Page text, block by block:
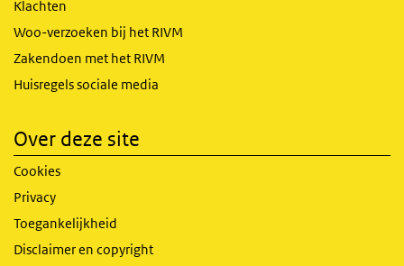
Klachten
Woo-verzoeken bij het RIVM
Zakendoen met het RIVM
Huisregels sociale media
Over deze site
Cookies
Privacy
Toegankelijkheid
Disclaimer en copyright